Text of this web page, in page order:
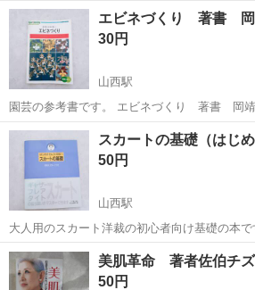
> 障がいなどで身体が動かせないご利用者の
での生活を支援する、見守りがメインの訪問介
ろん直行直帰OK。 <仕事内容> 見守...
アルバイト・パート
エビネづくり 著書 岡
30円
山西駅
園芸の参考書です。 エビネづくり 著書 岡靖之介（中古） 別府のセ
ブンスターに取りに来てくれる方、よろしく
家庭の自宅管理の為、神経質の方はご遠慮下
せん。 ※で...
愛媛 松山市 山西駅 参考書 エビネ
スカートの基礎（はじ
50円
山西駅
大人用のスカート洋裁の初心者向け基礎の本で
もついています。 別府のセブンスターに取りに来てくれる方、よろし
くお願い致します。 ※一般家庭の自宅管理の
下さい。 ※ペット飼...
愛媛 松山市 山西駅 その他 大人用
美肌革命 著者佐伯チズ
50円